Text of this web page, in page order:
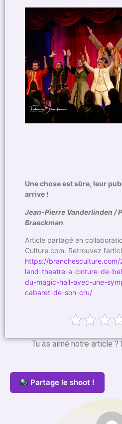
Une chose est sûre, leur
arrive !
Jean-Pierre Vanderlinden /
Braeckman
Article partagé en
Culture.com. Retrouvez
https://
land-theatre-a-cloture-de-
du-magic-hall-avec-une-
cabaret-de-son-cru/
Tu as aimé notre article
Partage le shoot !